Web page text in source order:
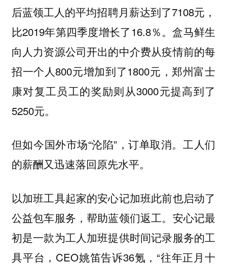
后蓝领工人的平均招聘月薪达到了7108元，
比2019年第四季度增长了16.8％。盒马鲜生
向人力资源公司开出的中介费从疫情前的每
招一个人800元增加到了1800元，郑州富士
康对复工员工的奖励则从3000元提高到了
5250元。
但如今国外市场“沦陷”，订单取消。工人们
的薪酬又迅速落回原先水平。
以加班工具起家的安心记加班此前也启动了
公益包车服务，帮助蓝领们返工。安心记最
初是一款为工人加班提供时间记录服务的工
具平台，CEO姚笛告诉36氪，“往年正月十